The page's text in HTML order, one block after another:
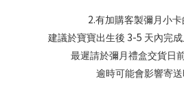
2.有加購客製彌月小卡
建議於寶寶出生後 3-5 天內完
最遲請於彌月禮盒交貨日
逾時可能會影響寄送